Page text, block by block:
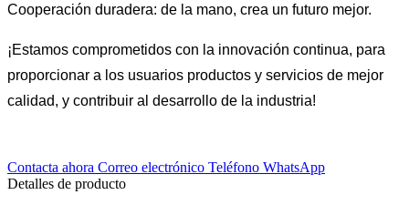
Cooperación duradera: de la mano, crea un futuro mejor.
¡Estamos comprometidos con la innovación continua, para
proporcionar a los usuarios productos y servicios de mejor
calidad, y contribuir al desarrollo de la industria!
Contacta ahora Correo electrónico Teléfono WhatsApp
Detalles de producto